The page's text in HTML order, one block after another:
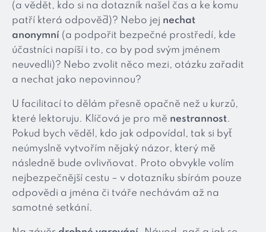
(a vědět, kdo si na dotazník našel čas a ke komu
patří která odpověď)? Nebo jej nechat
anonymní (a podpořit bezpečné prostředí, kde
účastníci napíší i to, co by pod svým jménem
neuvedli)? Nebo zvolit něco mezi, otázku zařadit
a nechat jako nepovinnou?
U facilitací to dělám přesně opačně než u kurzů,
které lektoruju. Klíčová je pro mě nestrannost.
Pokud bych věděl, kdo jak odpovídal, tak si byť
neúmyslně vytvořím nějaký názor, který mě
následně bude ovlivňovat. Proto obvykle volím
nejbezpečnější cestu – v dotazníku sbírám pouze
odpovědi a jména či tváře nechávám až na
samotné setkání.